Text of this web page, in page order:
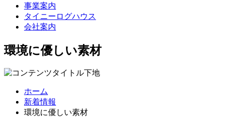
事業案内
タイニーログハウス
会社案内
環境に優しい素材
ホーム
新着情報
環境に優しい素材